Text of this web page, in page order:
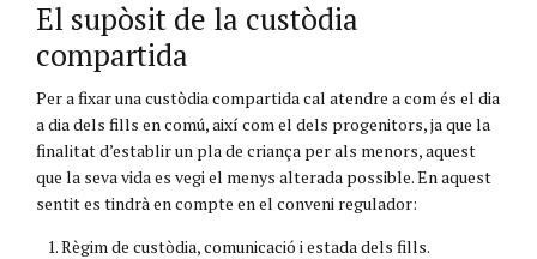
El supòsit de la custòdia
compartida
Per a fixar una custòdia compartida cal atendre a com és el dia
a dia dels fills en comú, així com el dels progenitors, ja que la
finalitat d’establir un pla de criança per als menors, aquest
que la seva vida es vegi el menys alterada possible. En aquest
sentit es tindrà en compte en el conveni regulador:
Règim de custòdia, comunicació i estada dels fills.